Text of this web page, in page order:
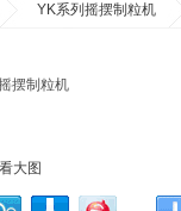
YK系列摇摆制粒机
摆制粒机
大图